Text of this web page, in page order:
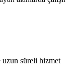
süreli hizmet